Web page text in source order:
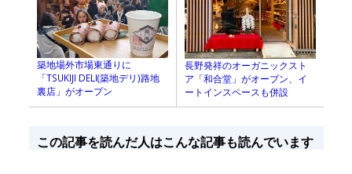
築地場外市場東通りに
「TSUKIJI DELI(築地デリ)路地
裏店」がオープン
長野発祥のオーガニックスト
ア「和合堂」がオープン、イ
ートインスペースも併設
この記事を読んだ人はこんな記事も読んでいます